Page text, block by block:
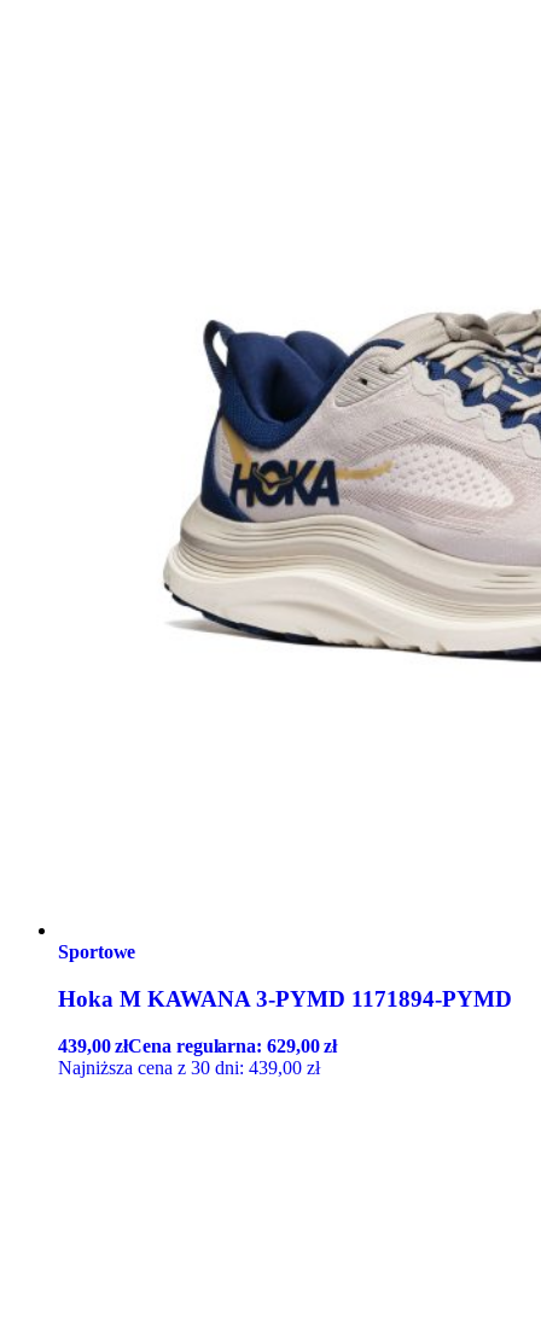
Sportowe
Hoka M KAWANA 3-PYMD 1171894-PYMD
439,00złCena regularna:629,00zł
Najniższa cena z 30 dni: 439,00 zł